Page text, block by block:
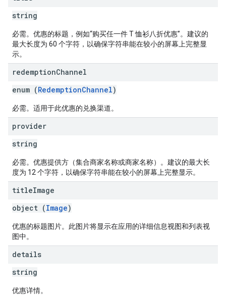
string
必需。优惠的标题，例如“购买任一件 T 恤衫八折优惠”。建议的
最大长度为 60 个字符，以确保字符串能在较小的屏幕上完整显
示。
redemptionChannel
enum (RedemptionChannel)
必需。适用于此优惠的兑换渠道。
provider
string
必需。优惠提供方（集合商家名称或商家名称）。建议的最大长
度为 12 个字符，以确保字符串能在较小的屏幕上完整显示。
titleImage
object (Image)
优惠的标题图片。此图片将显示在应用的详细信息视图和列表视
图中。
details
string
优惠详情。